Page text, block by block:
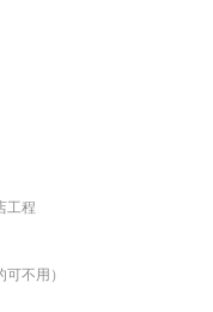
工程
不用）